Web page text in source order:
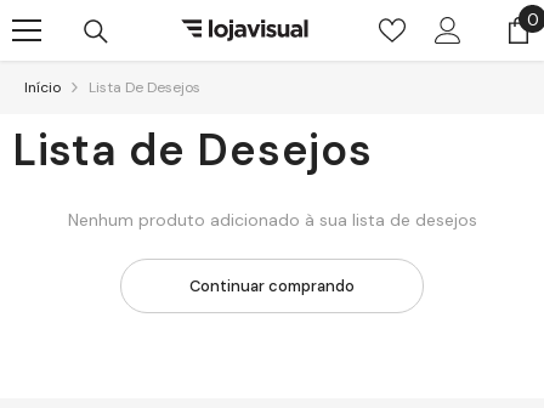
00
Início Lista De Desejos
Lista de Desejos
Nenhum produto adicionado à sua lista de desejos
Continuar comprando